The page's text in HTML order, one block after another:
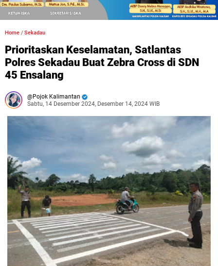
Home / Sekadau
Prioritaskan Keselamatan, Satlantas
Polres Sekadau Buat Zebra Cross di SDN
45 Ensalang
Pojok Kalimantan
Sabtu, 14 Desember 2024, Desember 14, 2024 WIB